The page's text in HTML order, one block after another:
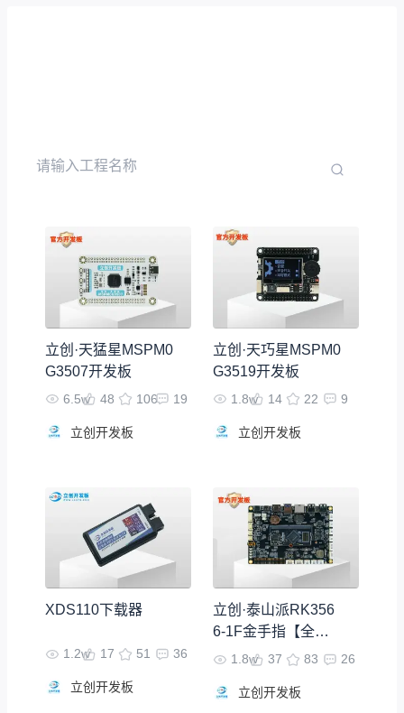
立创·天猛星MSPM0
G3507开发板
6.5w 48 106 19
立创开发板
立创·天巧星MSPM0
G3519开发板
1.8w 14 22 9
立创开发板
XDS110下载器
1.2w 17 51 36
立创开发板
立创·泰山派RK356
6-1F金手指【全功
能底板】
1.8w 37 83 26
立创开发板